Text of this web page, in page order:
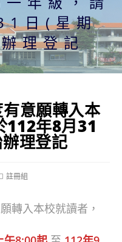
日(星期
理登記
有意願轉入本
112年8月31
理登記
註冊組
轉入本校就讀者，